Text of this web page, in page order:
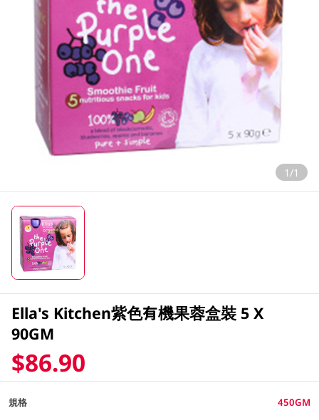
1/1
Ella's Kitchen紫色有機果蓉盒裝 5 X
90GM
$86.90
規格 450GM